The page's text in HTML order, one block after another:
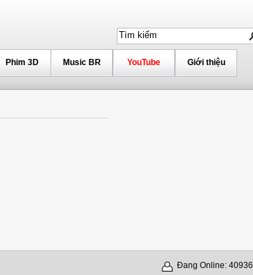
Phim 3D Music BR YouTube Giới thiệu
Đang Online: 40936